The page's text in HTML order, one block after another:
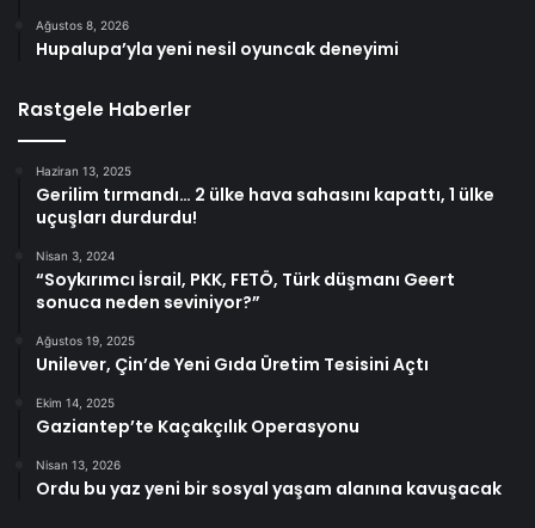
Ağustos 8, 2026
Hupalupa’yla yeni nesil oyuncak deneyimi
Rastgele Haberler
Haziran 13, 2025
Gerilim tırmandı… 2 ülke hava sahasını kapattı, 1 ülke
uçuşları durdurdu!
Nisan 3, 2024
“Soykırımcı İsrail, PKK, FETÖ, Türk düşmanı Geert
sonuca neden seviniyor?”
Ağustos 19, 2025
Unilever, Çin’de Yeni Gıda Üretim Tesisini Açtı
Ekim 14, 2025
Gaziantep’te Kaçakçılık Operasyonu
Nisan 13, 2026
Ordu bu yaz yeni bir sosyal yaşam alanına kavuşacak